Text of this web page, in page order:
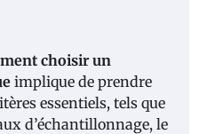
choisir un
implique de prendre
essentiels, tels que
d’échantillonnage, le